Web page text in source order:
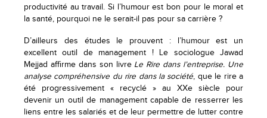
productivité au travail. Si l’humour est bon pour le moral et
la santé, pourquoi ne le serait-il pas pour sa carrière ?
D’ailleurs des études le prouvent : l’humour est un
excellent outil de management ! Le sociologue Jawad
Mejjad affirme dans son livre Le Rire dans l’entreprise. Une
analyse compréhensive du rire dans la société, que le rire a
été progressivement « recyclé » au XXe siècle pour
devenir un outil de management capable de resserrer les
liens entre les salariés et de leur permettre de lutter contre